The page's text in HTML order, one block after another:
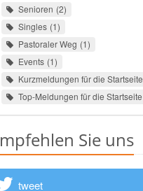
Senioren 2
Singles 1
Pastoraler Weg 1
Events 1
Kurzmeldungen für die Startseite
Top-Meldungen für die Startseite
Sie uns
tweet